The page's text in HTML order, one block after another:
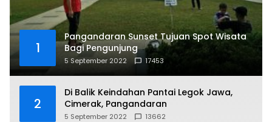
1
Pangandaran Sunset Tujuan Spot Wisata
Bagi Pengunjung
5 September 2022 17453
2
Di Balik Keindahan Pantai Legok Jawa,
Cimerak, Pangandaran
5 September 2022 13662